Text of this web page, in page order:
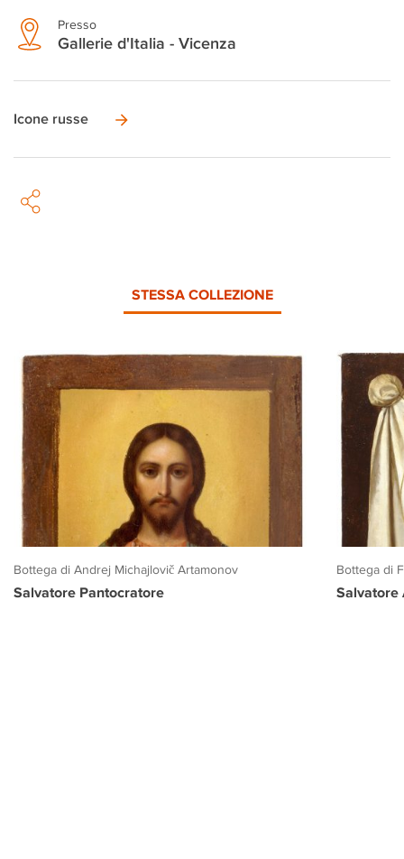
Presso
Gallerie d'Italia - Vicenza
Icone russe
STESSA COLLEZIONE
Bottega di Andrej Michajlovič Artamonov
Salvatore Pantocratore
Bottega di
Salvatore